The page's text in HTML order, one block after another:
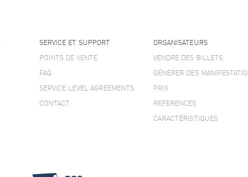
SERVICE ET SUPPORT
POINTS DE VENTE
FAQ
SERVICE LEVEL AGREEMENTS
CONTACT
ORGANISATEURS
VENDRE DES BILLETS
GÉNERER DES
PRIX
REFERENCES
CARACTÉRISTIQUES